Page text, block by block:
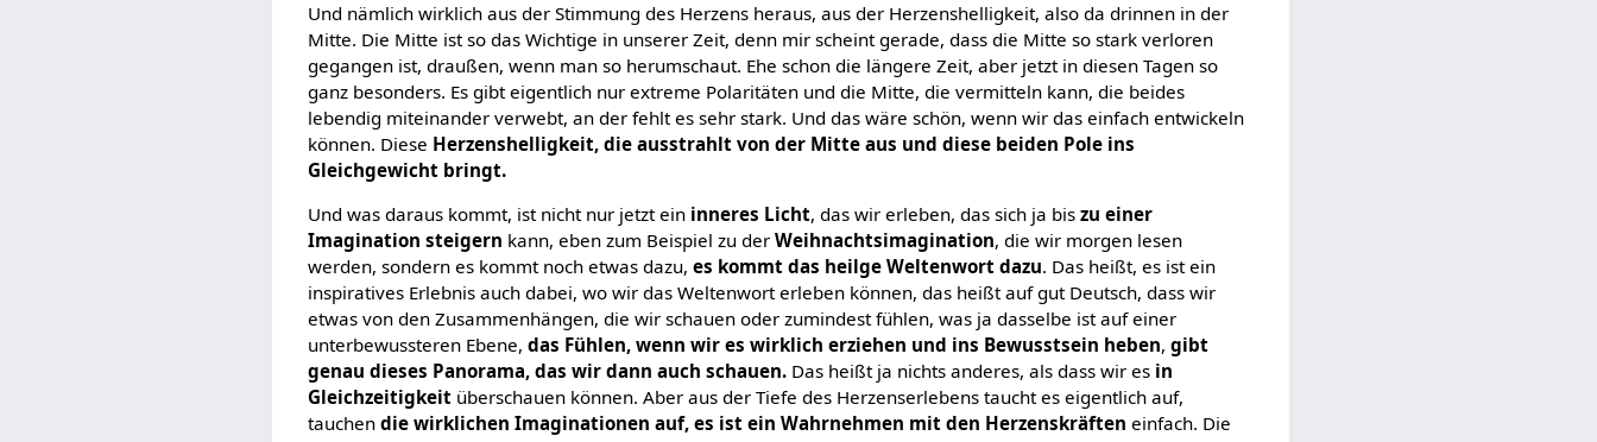
Und nämlich wirklich aus der Stimmung des Herzens heraus, aus der Herzenshelligkeit, also da drinnen in der
Mitte. Die Mitte ist so das Wichtige in unserer Zeit, denn mir scheint gerade, dass die Mitte so stark verloren
gegangen ist, draußen, wenn man so herumschaut. Ehe schon die längere Zeit, aber jetzt in diesen Tagen so
ganz besonders. Es gibt eigentlich nur extreme Polaritäten und die Mitte, die vermitteln kann, die beides
lebendig miteinander verwebt, an der fehlt es sehr stark. Und das wäre schön, wenn wir das einfach entwickeln
können. Diese Herzenshelligkeit, die ausstrahlt von der Mitte aus und diese beiden Pole ins
Gleichgewicht bringt.
Und was daraus kommt, ist nicht nur jetzt ein inneres Licht, das wir erleben, das sich ja biszu einer
Imagination steigern kann, eben zum Beispiel zu derWeihnachtsimagination, die wir morgen lesen
werden, sondern es kommt noch etwas dazu,es kommt das heilge Weltenwort dazu. Das heißt, es ist ein
inspiratives Erlebnis auch dabei, wo wir das Weltenwort erleben können, das heißt auf gut Deutsch, dass wir
etwas von den Zusammenhängen, die wir schauen oder zumindest fühlen, was ja dasselbe ist auf einer
unterbewussteren Ebene,das Fühlen, wenn wir es wirklich erziehen und ins Bewusstsein heben,gibt
genau dieses Panorama, das wir dann auch schauen. Das heißt ja nichts anderes, als dass wir es in
Gleichzeitigkeit überschauen können. Aber aus der Tiefe des Herzenserlebens taucht es eigentlich auf,
tauchendie wirklichen Imaginationen auf, es ist ein Wahrnehmen mit den Herzenskräften einfach. Die